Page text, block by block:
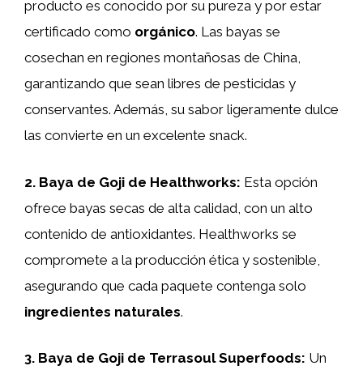
producto es conocido por su pureza y por estar
certificado como orgánico. Las bayas se
cosechan en regiones montañosas de China,
garantizando que sean libres de pesticidas y
conservantes. Además, su sabor ligeramente dulce
las convierte en un excelente snack.
2. Baya de Goji de Healthworks: Esta opción
ofrece bayas secas de alta calidad, con un alto
contenido de antioxidantes. Healthworks se
compromete a la producción ética y sostenible,
asegurando que cada paquete contenga solo
ingredientes naturales.
3. Baya de Goji de Terrasoul Superfoods: Un